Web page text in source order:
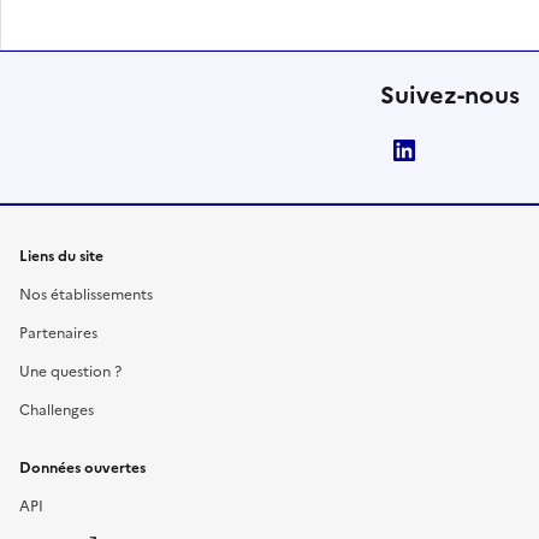
Suivez-nous
Liens du site
Nos établissements
Partenaires
Une question ?
Challenges
Données ouvertes
API